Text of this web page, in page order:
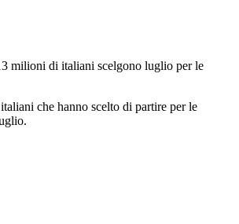
milioni di italiani scelgono luglio per le
che hanno scelto di partire per le